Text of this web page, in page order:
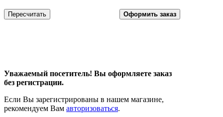
Уважаемый посетитель! Вы оформляете заказ
без регистрации.
Если Вы зарегистрированы в нашем магазине,
рекомендуем Вам авторизоваться.